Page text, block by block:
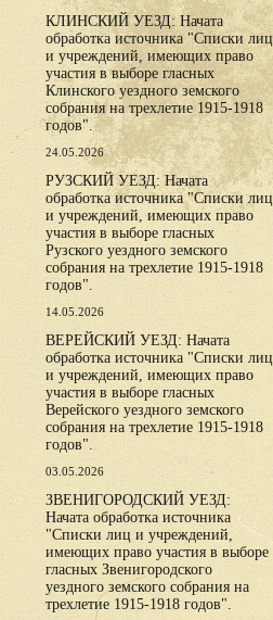
КЛИНСКИЙ УЕЗД: Начата
обработка источника "Списки лиц
и учреждений, имеющих право
участия в выборе гласных
Клинского уездного земского
собрания на трехлетие 1915-1918
годов".
24.05.2026
РУЗСКИЙ УЕЗД: Начата
обработка источника "Списки лиц
и учреждений, имеющих право
участия в выборе гласных
Рузского уездного земского
собрания на трехлетие 1915-1918
годов".
14.05.2026
ВЕРЕЙСКИЙ УЕЗД: Начата
обработка источника "Списки лиц
и учреждений, имеющих право
участия в выборе гласных
Верейского уездного земского
собрания на трехлетие 1915-1918
годов".
03.05.2026
ЗВЕНИГОРОДСКИЙ УЕЗД:
Начата обработка источника
"Списки лиц и учреждений,
имеющих право участия в выборе
гласных Звенигородского
уездного земского собрания на
трехлетие 1915-1918 годов".